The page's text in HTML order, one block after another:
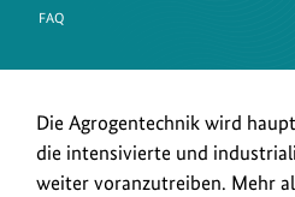
Sicherheit
FAQ
Die Agrogentechnik wird
die intensivierte und
weiter voranzutreiben. Mehr